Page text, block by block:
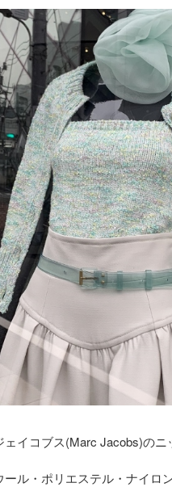
ェイコブス(Marc Jacobs)のニ
ール・ポリエステル・ナイロ